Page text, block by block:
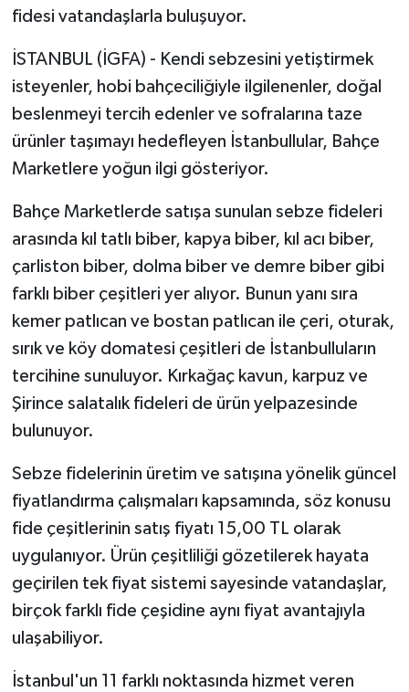
fidesi vatandaşlarla buluşuyor.
İSTANBUL (İGFA) - Kendi sebzesini yetiştirmek
isteyenler, hobi bahçeciliğiyle ilgilenenler, doğal
beslenmeyi tercih edenler ve sofralarına taze
ürünler taşımayı hedefleyen İstanbullular, Bahçe
Marketlere yoğun ilgi gösteriyor.
Bahçe Marketlerde satışa sunulan sebze fideleri
arasında kıl tatlı biber, kapya biber, kıl acı biber,
çarliston biber, dolma biber ve demre biber gibi
farklı biber çeşitleri yer alıyor. Bunun yanı sıra
kemer patlıcan ve bostan patlıcan ile çeri, oturak,
sırık ve köy domatesi çeşitleri de İstanbulluların
tercihine sunuluyor. Kırkağaç kavun, karpuz ve
Şirince salatalık fideleri de ürün yelpazesinde
bulunuyor.
Sebze fidelerinin üretim ve satışına yönelik güncel
fiyatlandırma çalışmaları kapsamında, söz konusu
fide çeşitlerinin satış fiyatı 15,00 TL olarak
uygulanıyor. Ürün çeşitliliği gözetilerek hayata
geçirilen tek fiyat sistemi sayesinde vatandaşlar,
birçok farklı fide çeşidine aynı fiyat avantajıyla
ulaşabiliyor.
İstanbul'un 11 farklı noktasında hizmet veren